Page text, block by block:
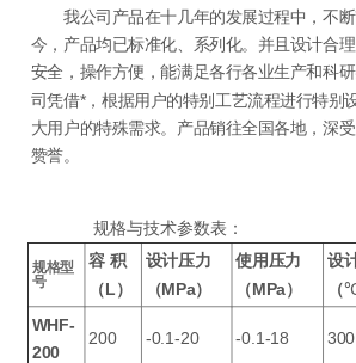
我公司产品在十几年的发展过程中，不断
今，产品均已标准化、系列化。并且设计合
安全，操作方便，能满足各行各业生产和科
司凭借*，根据用户的特别工艺流程进行特别
大用户的特殊需求。产品销往全国各地，深
赞誉。
规格与技术参数表：
规格型
号
容 积
（L）
设计压力
（MPa）
使用压力
（MPa）
设
（
WHF-
200
200 -0.1-20 -0.1-18 300